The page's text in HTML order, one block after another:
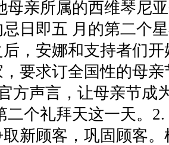
母亲所属的西维琴尼
日即五 月的第二个
，安娜和支持者们
要求订全国性的母
方声言，让母亲节成
二个礼拜天这一天。
取新顾客，巩固顾客